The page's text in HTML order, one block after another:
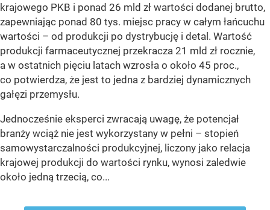
krajowego PKB i ponad 26 mld zł wartości dodanej brutto,
zapewniając ponad 80 tys. miejsc pracy w całym łańcuchu
wartości – od produkcji po dystrybucję i detal. Wartość
produkcji farmaceutycznej przekracza 21 mld zł rocznie,
a w ostatnich pięciu latach wzrosła o około 45 proc.,
co potwierdza, że jest to jedna z bardziej dynamicznych
gałęzi przemysłu.
Jednocześnie eksperci zwracają uwagę, że potencjał
branży wciąż nie jest wykorzystany w pełni – stopień
samowystarczalności produkcyjnej, liczony jako relacja
krajowej produkcji do wartości rynku, wynosi zaledwie
około jedną trzecią, co...